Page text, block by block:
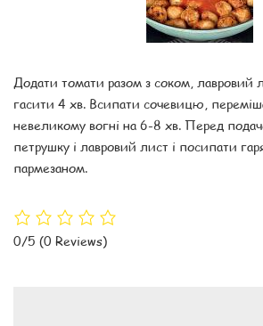
Додати томати разом з соком, лавровий
гасити 4 хв. Всипати сочевицю,
невеликому вогні на 6-8 хв. Перед
петрушку і лавровий лист і посипати
пармезаном.
0/5 (0 Reviews)